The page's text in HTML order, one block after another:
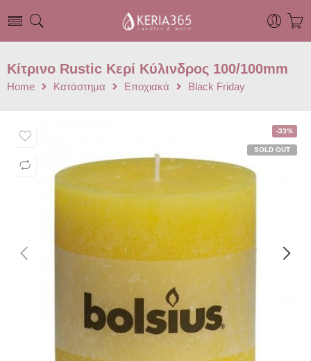
Κίτρινο Rustic Κερί Kύλινδρος 100/100mm
Home Κατάστημα Εποχιακά Black Friday
-33%
SOLD OUT